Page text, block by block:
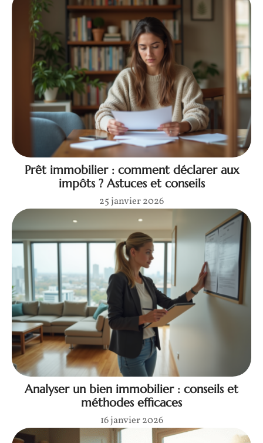
Prêt immobilier : comment déclarer aux
impôts ? Astuces et conseils
25 janvier 2026
Analyser un bien immobilier : conseils et
méthodes efficaces
16 janvier 2026